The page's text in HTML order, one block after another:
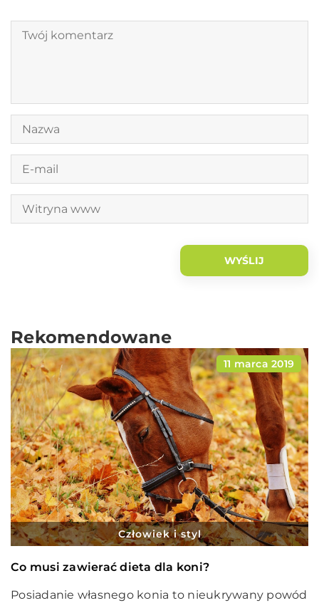
Rekomendowane
11 marca 2019
Człowiek i styl
Co musi zawierać dieta dla koni?
Posiadanie własnego konia to nieukrywany powód